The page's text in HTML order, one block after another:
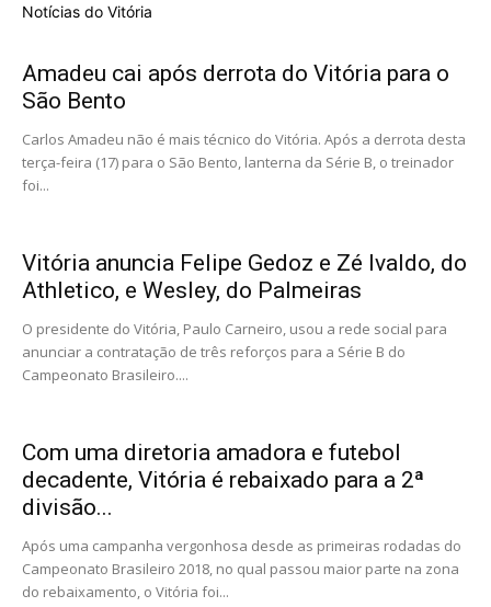
Notícias do Vitória
Amadeu cai após derrota do Vitória para o
São Bento
Carlos Amadeu não é mais técnico do Vitória. Após a derrota desta
terça-feira (17) para o São Bento, lanterna da Série B, o treinador
foi...
Vitória anuncia Felipe Gedoz e Zé Ivaldo, do
Athletico, e Wesley, do Palmeiras
O presidente do Vitória, Paulo Carneiro, usou a rede social para
anunciar a contratação de três reforços para a Série B do
Campeonato Brasileiro....
Com uma diretoria amadora e futebol
decadente, Vitória é rebaixado para a 2ª
divisão...
Após uma campanha vergonhosa desde as primeiras rodadas do
Campeonato Brasileiro 2018, no qual passou maior parte na zona
do rebaixamento, o Vitória foi...